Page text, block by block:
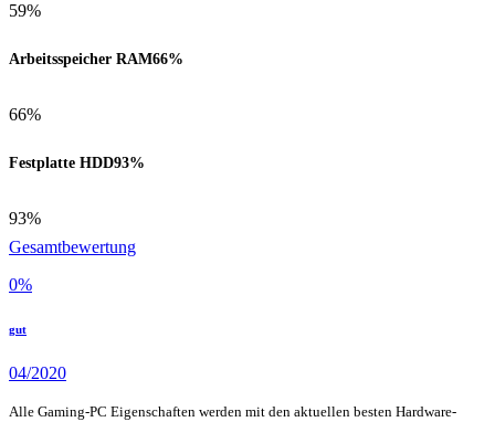
59%
Arbeitsspeicher RAM66%
66%
Festplatte HDD93%
93%
Gesamtbewertung
0%
gut
04/2020
Alle Gaming-PC Eigenschaften werden mit den aktuellen besten Hardware-